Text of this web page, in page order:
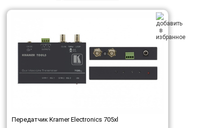
Передатчик Kramer Electronics 705xl